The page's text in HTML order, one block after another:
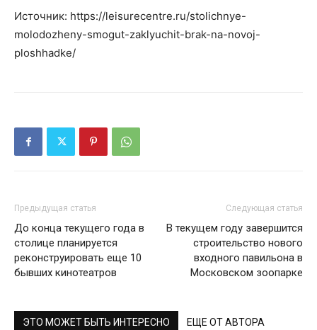
Источник: https://leisurecentre.ru/stolichnye-
molodozheny-smogut-zaklyuchit-brak-na-novoj-
ploshhadke/
Предыдущая статья
До конца текущего года в
столице планируется
реконструировать еще 10
бывших кинотеатров
Следующая статья
В текущем году завершится
строительство нового
входного павильона в
Московском зоопарке
ЭТО МОЖЕТ БЫТЬ ИНТЕРЕСНО ЕЩЕ ОТ АВТОРА